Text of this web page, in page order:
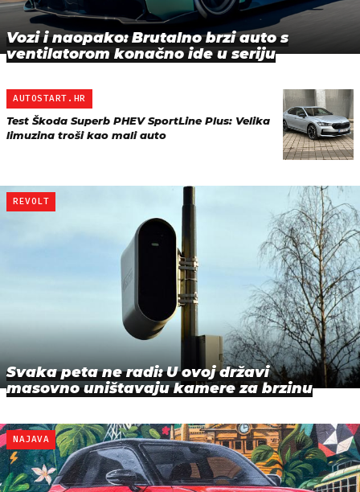
Vozi i naopako: Brutalno brzi auto s
ventilatorom konačno ide u seriju
AUTOSTART.HR
Test Škoda Superb PHEV SportLine Plus: Velika
limuzina troši kao mali auto
REVOLT
Svaka peta ne radi: U ovoj državi
masovno uništavaju kamere za brzinu
NAJAVA